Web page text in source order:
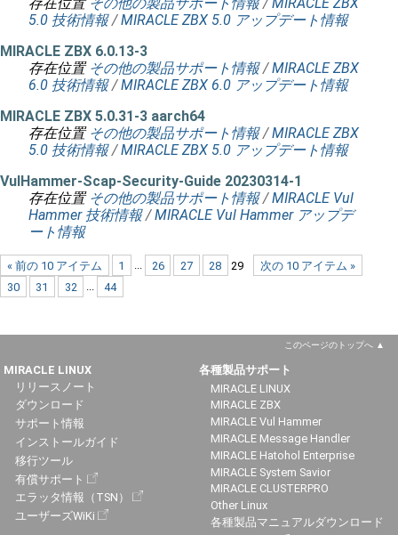
存在位置 その他の製品サポート情報 /MIRACLE ZBX
5.0 技術情報 /MIRACLE ZBX 5.0 アップデート情報
MIRACLE ZBX 6.0.13-3
存在位置 その他の製品サポート情報 /MIRACLE ZBX
6.0 技術情報 /MIRACLE ZBX 6.0 アップデート情報
MIRACLE ZBX 5.0.31-3 aarch64
存在位置 その他の製品サポート情報 /MIRACLE ZBX
5.0 技術情報 /MIRACLE ZBX 5.0 アップデート情報
VulHammer-Scap-Security-Guide 20230314-1
存在位置 その他の製品サポート情報 /MIRACLE Vul
Hammer 技術情報 /MIRACLE Vul Hammer アップデ
ート情報
« 前の 10 アイテム 次の 10 アイテム »
1 ... 26 27 28
29
30
31 32 ... 44
このページのトップへ
MIRACLE LINUX
リリースノート
ダウンロード
サポート情報
インストールガイド
移行ツール
有償サポート
エラッタ情報（TSN）
ユーザーズWiKi
各種製品サポート
MIRACLE LINUX
MIRACLE ZBX
MIRACLE Vul Hammer
MIRACLE Message Handler
MIRACLE Hatohol Enterprise
MIRACLE System Savior
MIRACLE CLUSTERPRO
Other Linux
各種製品マニュアルダウンロード